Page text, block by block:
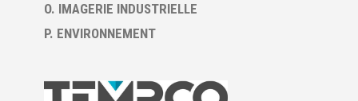
O. IMAGERIE INDUSTRIELLE
P. ENVIRONNEMENT